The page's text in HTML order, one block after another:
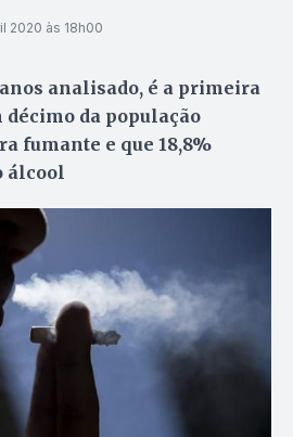
2020 às 18h00
analisado, é a primeira
décimo da população
fumante e que 18,8%
álcool